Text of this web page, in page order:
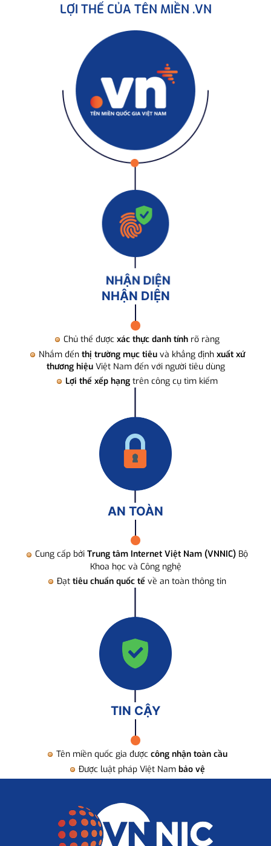
LỢI THẾ CỦA TÊN MIỀN .VN
NHẬN DIỆN
Chủ thể được xác thực danh tính rõ ràng
Nhắm đến thị trường mục tiêuvà khẳng định xuất xứ
thương hiệuViệt Nam đến với người tiêu dùng
Lợi thế xếp hạng trên công cụ tìm kiếm
AN TOÀN
Cung cấp bởi Trung tâm Internet Việt Nam (VNNIC) Bộ
Khoa học và Công nghệ
Đạt tiêu chuẩn quốc tế về an toàn thông tin
TIN CẬY
Tên miền quốc gia được công nhận toàn cầu
Được luật pháp Việt Nam bảo vệ